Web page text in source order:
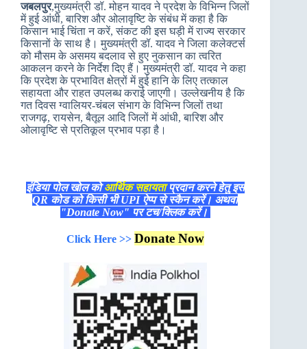
जबलपुर,मुख्यमंत्री डॉ. मोहन यादव ने प्रदेश के विभिन्न जिलों
में हुई आंधी, बारिश और ओलावृष्टि के संबंध में कहा है कि
किसान भाई चिंता न करें, संकट की इस घड़ी में राज्य सरकार
किसानों के साथ है। मुख्यमंत्री डॉ. यादव ने जिला कलेक्टर्स
को मौसम के असमय बदलाव से हुए नुकसान का त्वरित
आकलन करने के निर्देश दिए हैं। मुख्यमंत्री डॉ. यादव ने कहा
कि प्रदेश के प्रभावित क्षेत्रों में हुई हानि के लिए तत्काल
सहायता और राहत उपलब्ध कराई जाएगी। उल्लेखनीय है कि
गत दिवस ग्वालियर-चंबल संभाग के विभिन्न जिलों तथा
राजगढ़, रायसेन, बैतूल आदि जिलों में आंधी, बारिश और
ओलावृष्टि से प्रतिकूल प्रभाव पड़ा है।
इंडिया पोल खोल कोआर्थिक सहायताप्रदान करने हेतु इस
QR कोड को किसी भी UPI ऐप्प से स्कैन करें। अथवा
"Donate Now" पर टच/क्लिक करें।
Click Here >> Donate Now